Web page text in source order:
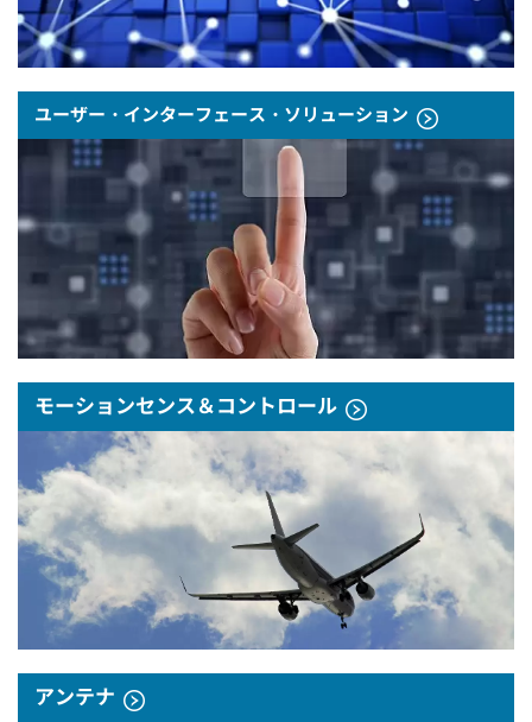
ユーザー・インターフェース・ソリューション
モーションセンス＆コントロール
アンテナ